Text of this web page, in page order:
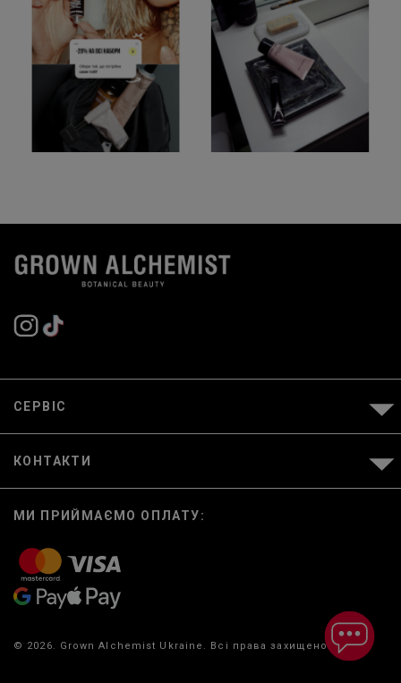
СЕРВІС
КОНТАКТИ
МИ ПРИЙМАЄМО ОПЛАТУ:
© 2026. Grown Alchemist Ukraine. Всі права захищено